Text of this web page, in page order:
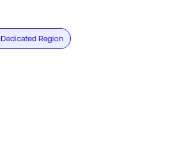
Dedicated Region